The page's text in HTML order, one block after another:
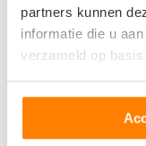
partners kunnen
informatie die u
verzameld op
Vosheuvelweg 8
Op +- 18 km afstand